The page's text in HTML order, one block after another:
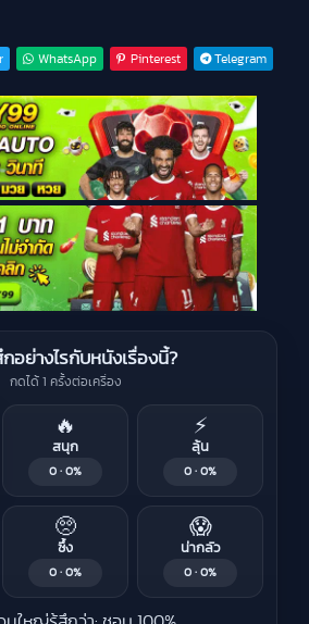
WhatsApp Pinterest Telegram
อย่างไรกับหนังเรื่องนี้?
กดได้ 1 ครั้งต่อเครื่อง
🔥
สนุก
0 · 0%
⚡
ลุ้น
0 · 0%
🥺
ซึ้ง
0 · 0%
😱
น่ากลัว
0 · 0%